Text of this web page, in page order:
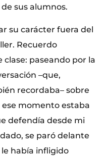
sus alumnos.
su carácter fuera del
Recuerdo
paseando por la
–que,
recordaba– sobre
ese momento estaba
defendía desde mi
se paró delante
había infligido